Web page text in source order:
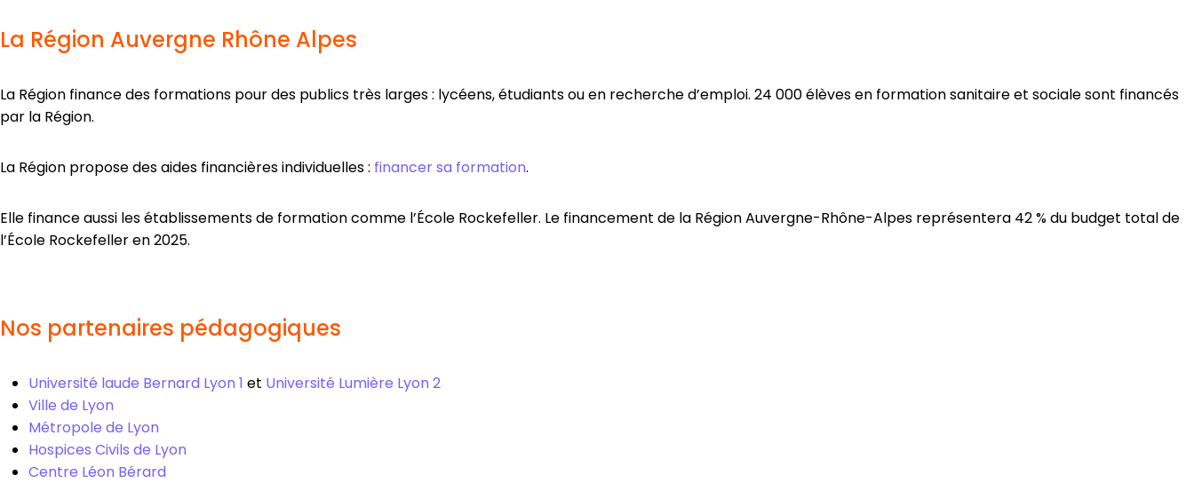
La Région Auvergne Rhône Alpes
La Région finance des formations pour des publics très larges : lycéens, étudiants ou en recherche d’emploi. 24 000 élèves en formation sanitaire et sociale sont financés
par la Région.
La Région propose des aides financières individuelles : financer sa formation.
Elle finance aussi les établissements de formation comme l’École Rockefeller. Le financement de la Région Auvergne-Rhône-Alpes représentera 42 % du budget total de
l’École Rockefeller en 2025.
Nos partenaires pédagogiques
Université laude Bernard Lyon 1 et Université Lumière Lyon 2
Ville de Lyon
Métropole de Lyon
Hospices Civils de Lyon
Centre Léon Bérard